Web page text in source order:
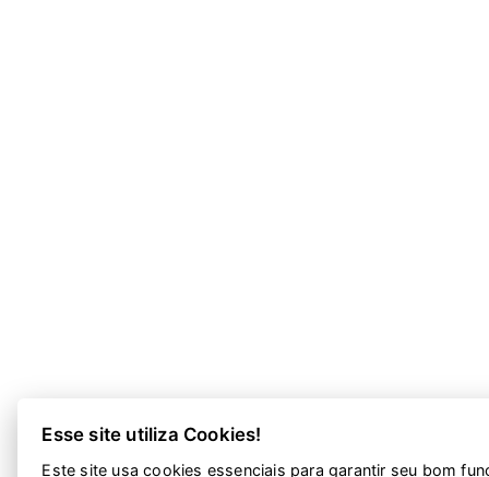
Esse site utiliza Cookies!
Este site usa cookies essenciais para garantir seu bom